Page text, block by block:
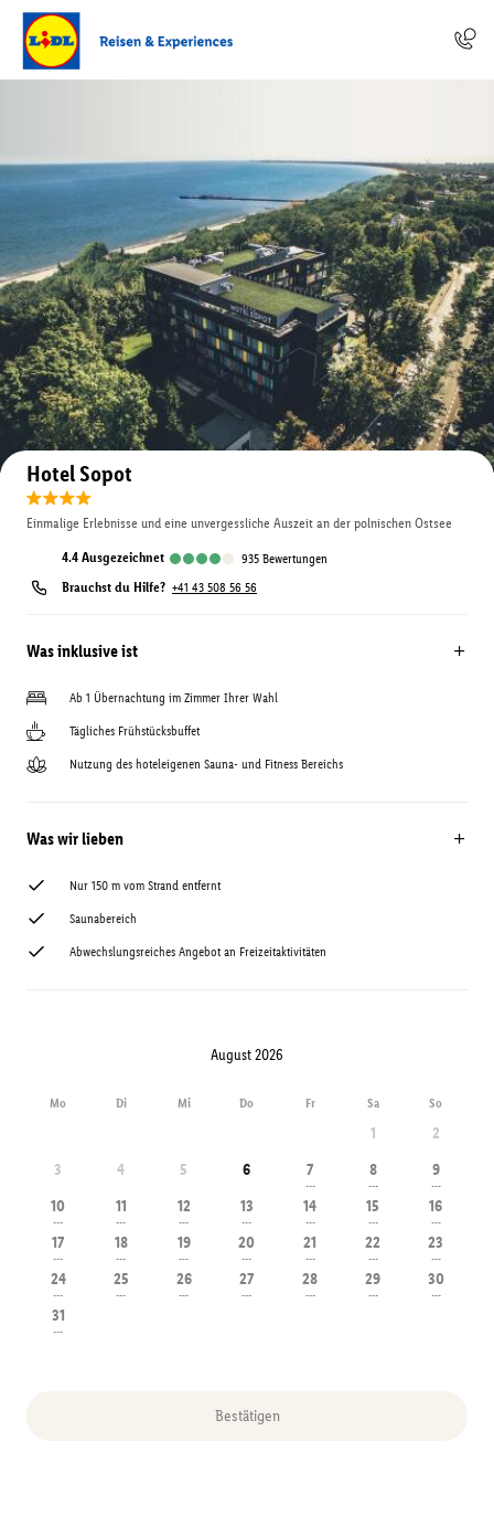
Auf der Karte anzeigen
Hotel Sopot
Einmalige Erlebnisse und eine unvergessliche Auszeit an der polnischen Ostsee
4.4 ausgezeichnet 935 Bewertungen
Brauchst du Hilfe? +41 43 508 56 56
Was inklusive ist
Ab 1 Übernachtung im Zimmer Ihrer Wahl
Tägliches Frühstücksbuffet
Nutzung des hoteleigenen Sauna- und Fitness Bereichs
Was wir lieben
Nur 150 m vom Strand entfernt
Saunabereich
Abwechslungsreiches Angebot an Freizeitaktivitäten
August 2026
Mo Di Mi Do Fr Sa So
1
2
3
4 5 6 7
---
8
---
9
---
10
---
11
---
12
---
13
---
14
---
15
---
16
---
17
---
18
---
19
---
20
---
21
---
22
---
23
---
24
---
25
---
26
---
27
---
28
---
29
---
30
---
31
---
Bestätigen